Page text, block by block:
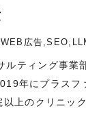
広告
ルティング事業
年にプラスフ
上のクリニッ